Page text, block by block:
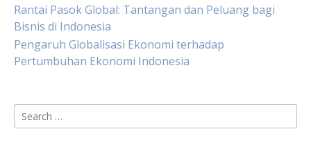
Rantai Pasok Global: Tantangan dan Peluang bagi
Bisnis di Indonesia
Pengaruh Globalisasi Ekonomi terhadap
Pertumbuhan Ekonomi Indonesia
Search
for: